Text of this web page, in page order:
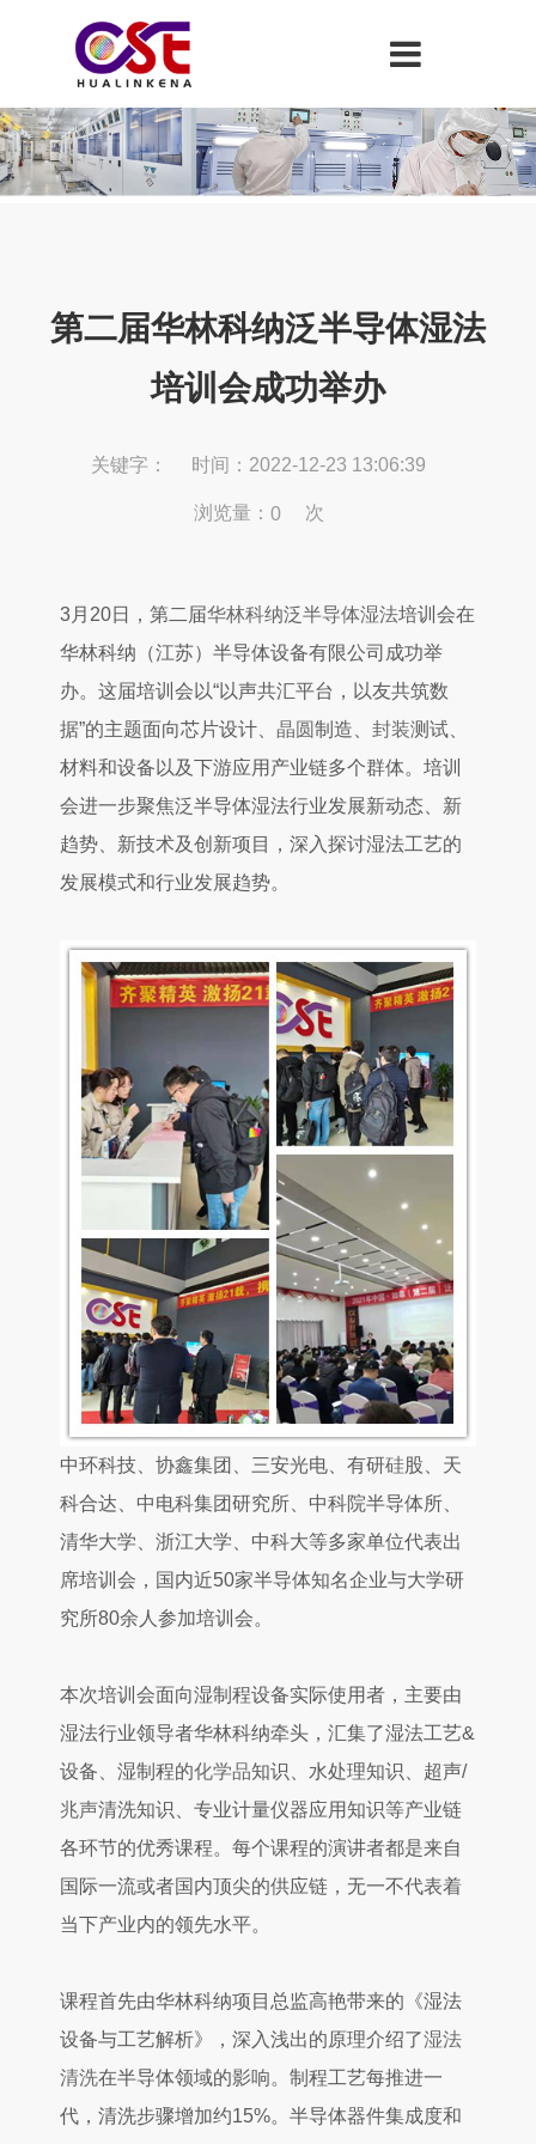
第二届华林科纳泛半导体湿法
培训会成功举办
关键字： 时间：2022-12-23 13:06:39
浏览量： 0 次
3月20日，第二届华林科纳泛半导体湿法培训会在
华林科纳（江苏）半导体设备有限公司成功举
办。这届培训会以“以声共汇平台，以友共筑数
据”的主题面向芯片设计、 晶圆制造、 封装测试、
材料和设备以及下游应用产业链多个群体。培训
会进一步聚焦泛半导体湿法行业发展新动态、新
趋势、新技术及创新项目，深入探讨湿法工艺的
发展模式和行业发展趋势。
中环科技、协鑫集团、三安光电、有研硅股、天
科合达、中电科集团研究所、中科院半导体所、
清华大学、浙江大学、中科大等多家单位代表出
席培训会，国内近50家半导体知名企业与大学研
究所80余人参加培训会。
本次培训会面向湿制程设备实际使用者，主要由
湿法行业领导者华林科纳牵头，汇集了湿法工艺&
设备、湿制程的化学品知识、水处理知识、超声/
兆声清洗知识、专业计量仪器应用知识等产业链
各环节的优秀课程。每个课程的演讲者都是来自
国际一流或者国内顶尖的供应链，无一不代表着
当下产业内的领先水平。
课程首先由华林科纳项目总监高艳带来的《湿法
设备与工艺解析》，深入浅出的原理介绍了湿法
清洗在半导体领域的影响。制程工艺每推进一
代，清洗步骤增加约15%。半导体器件集成度和